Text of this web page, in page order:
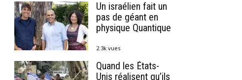
Un israélien fait un
pas de géant en
physique Quantique
2.3k vues
Quand les États-
Unis réalisent qu’ils